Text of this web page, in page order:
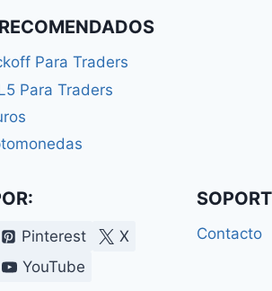
Para Traders
Para Traders
Pinterest
X
YouTube
Contacto